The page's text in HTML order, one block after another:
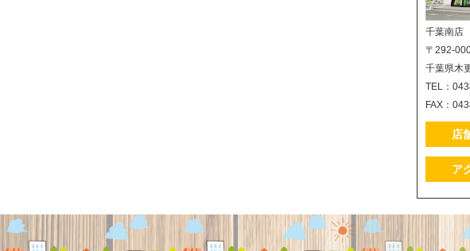
千葉南店
〒292-
千葉県木
TEL：
FAX：
店
ア